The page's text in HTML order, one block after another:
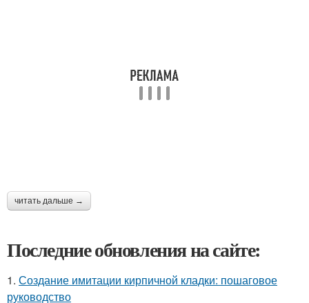
читать дальше →
Последние обновления на сайте:
1. Создание имитации кирпичной кладки: пошаговое
руководство